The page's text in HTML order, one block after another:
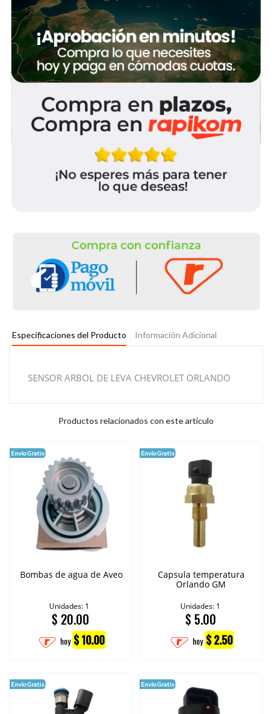
Especificaciones del Producto Información Adicional
SENSOR ARBOL DE LEVA CHEVROLET ORLANDO
Productos relacionados con este artículo
Envío Gratis
Bombas de agua de Aveo
Unidades: 1
$ 20.00
hoy $ 10.00
Envío Gratis
Envío Gratis
Capsula temperatura
Orlando GM
Unidades: 1
$ 5.00
hoy $ 2.50
Envío Gratis